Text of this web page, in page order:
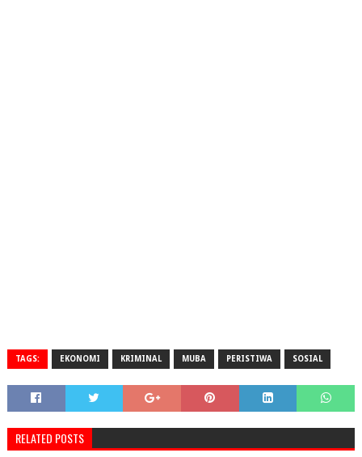
TAGS: EKONOMI KRIMINAL MUBA PERISTIWA SOSIAL
RELATED POSTS